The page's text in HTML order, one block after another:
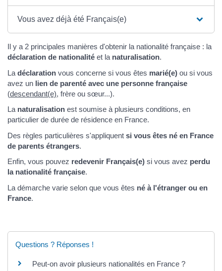
Vous avez déjà été Français(e)
Il y a 2 principales manières d'obtenir la nationalité française : la
déclaration de nationalité et la naturalisation.
La déclaration vous concerne si vous êtes marié(e) ou si vous
avez un lien de parenté avec une personne française
(descendant(e), frère ou sœur...).
La naturalisation est soumise à plusieurs conditions, en
particulier de durée de résidence en France.
Des règles particulières s'appliquent si vous êtes né en France
de parents étrangers.
Enfin, vous pouvez redevenir Français(e) si vous avez perdu
la nationalité française.
La démarche varie selon que vous êtes né à l'étranger ou en
France.
Questions ? Réponses !
Peut-on avoir plusieurs nationalités en France ?